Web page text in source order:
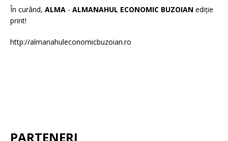
În curând, ALMA - ALMANAHUL ECONOMIC BUZOIAN ediție
print!
http://almanahuleconomicbuzoian.ro
PARTENERI